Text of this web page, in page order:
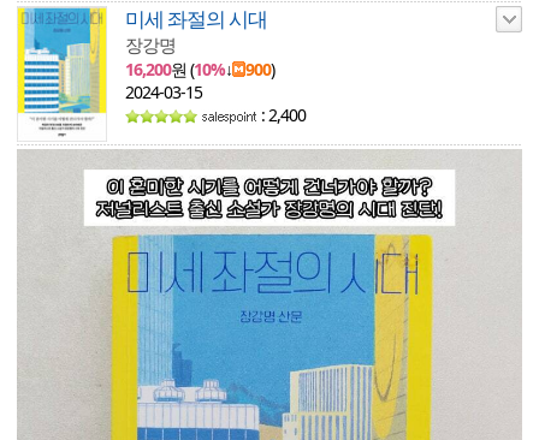
미세 좌절의 시대
장강명
16,200원 (10%↓ 900)
2024-03-15
: 2,400